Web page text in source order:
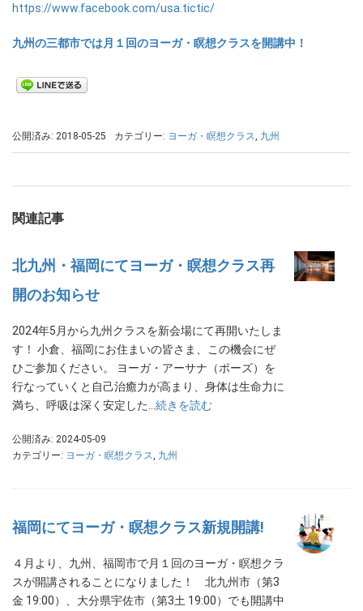
https://www.facebook.com/usa.tictic/
九州の三都市では月１回のヨーガ・瞑想クラスを開講中！
公開済み: 2018-05-25 カテゴリー: ヨーガ・瞑想クラス 九州
関連記事
北九州・福岡にてヨーガ・瞑想クラス再
開のお知らせ
2024年5月から九州クラスを新会場にて再開いたしま
す！ 小倉、福岡にお住まいの皆さま、この機会にぜ
ひご参加ください。 ヨーガ・アーサナ（ポーズ）を
行なっていくと自己治癒力が高まり、身体は生命力に
満ち、呼吸は深く安定した… 続きを読む
公開済み: 2024-05-09
カテゴリー: ヨーガ・瞑想クラス 九州
福岡にてヨーガ・瞑想クラス新規開講!
４月より、九州、福岡市で月１回のヨーガ・瞑想クラ
スが開講されることになりました！ 北九州市（第3
金 19:00）、大分県宇佐市（第3土 19:00）でも開講中